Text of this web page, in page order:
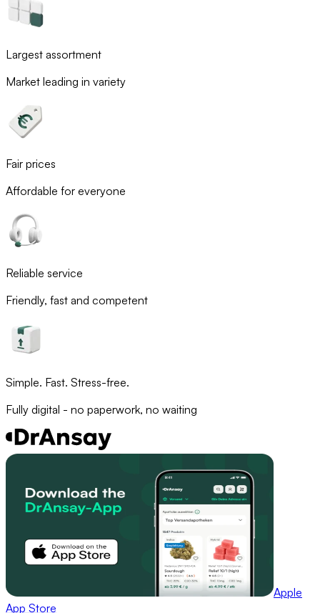
Largest assortment
Market leading in variety
Fair prices
Affordable for everyone
Reliable service
Friendly, fast and competent
Simple. Fast. Stress-free.
Fully digital - no paperwork, no waiting
Apple
App Store